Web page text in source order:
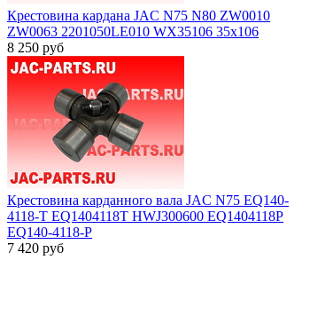
Крестовина кардана JAC N75 N80 ZW0010
ZW0063 2201050LE010 WX35106 35x106
8 250 руб
Крестовина карданного вала JAC N75 EQ140-
4118-T EQ1404118T HWJ300600 EQ1404118P
EQ140-4118-P
7 420 руб